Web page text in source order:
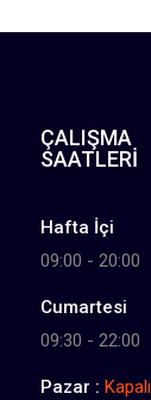
ÇALIŞMA
SAATLERI
Hafta İçi
09:00 - 20:00
Cumartesi
09:30 - 22:00
Pazar : Kapalı